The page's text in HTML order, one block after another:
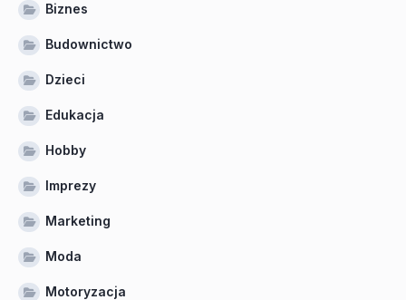
Biznes
Budownictwo
Dzieci
Edukacja
Hobby
Imprezy
Marketing
Moda
Motoryzacja